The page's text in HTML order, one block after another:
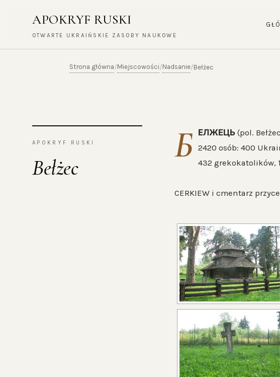
APOKRYF RUSKI
OTWARTE UKRAIŃSKIE ZASOBY NAUKOWE
Strona główna/Miejscowości/Nadsanie/Bełżec
APOKRYF RUSKI
Bełżec
Б ЕЛЖЕЦЬ(pol.
2420 osób: 400
432 grekokatolików,
CERKIEW i cmentarz